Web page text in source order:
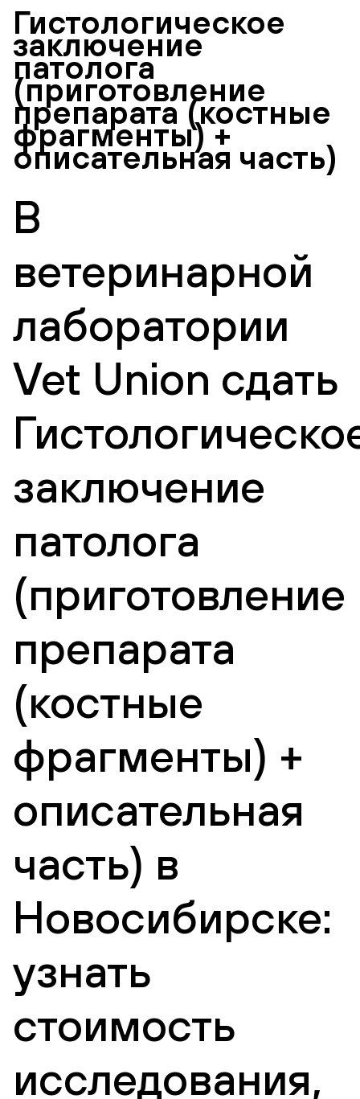
Гистологическое
заключение
патолога
(приготовление
препарата (костные
фрагменты) +
описательная часть)
В
ветеринарной
лаборатории
Vet Union сдать
заключение
патолога
(приготовление
препарата
(костные
фрагменты) +
описательная
часть) в
Новосибирске:
узнать
стоимость
исследования,